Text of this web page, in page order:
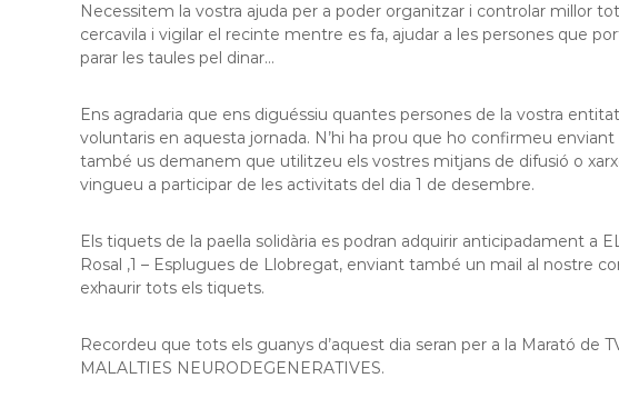
t
p
l
u
u
e
s
d
e
g
Necessitem la vostra ajuda per a poder organitzar i controlar millor
cercavila i vigilar el recinte mentre es fa, ajudar a les persones que
parar les taules pel dinar…
Ens agradaria que ens diguéssiu quantes persones de la vostra
voluntaris en aquesta jornada. N’hi ha prou que ho confirmeu
també us demanem que utilitzeu els vostres mitjans de difusió o
vingueu a participar de les activitats del dia 1 de desembre.
Els tiquets de la paella solidària es podran adquirir anticipadament a
Rosal ,1 – Esplugues de Llobregat, enviant també un mail al nostre
exhaurir tots els tiquets.
Recordeu que tots els guanys d’aquest dia seran per a la Marató de
MALALTIES NEURODEGENERATIVES.